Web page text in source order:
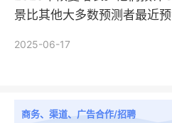
景比其他大多数预测者最近
2025-06-17
商务、渠道、广告合作/招聘